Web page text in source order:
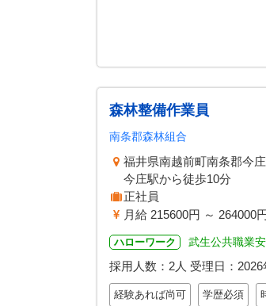
森林整備作業員
南条郡森林組合
福井県南越前町南条郡今
今庄駅から徒歩10分
正社員
月給 215600円 ～ 264000
ハローワーク 武生公共職業
採用人数：2人 受理日： 2026
経験あれば尚可 学歴必須